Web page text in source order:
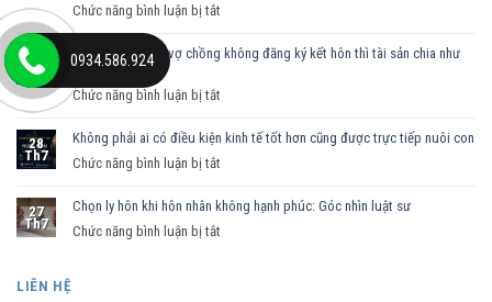
Chức năng bình luận bị tắt
nữ
vợ
trường
29
Th7
Sống chung như vợ chồng không đăng ký kết hôn thì tài sản chia như
thế nào?
Chức năng bình luận bị tắt
chung
chồng
28
Th7
Không phải ai có điều kiện kinh tế tốt hơn cũng được trực tiếp nuôi con
Chức năng bình luận bị tắt
phải
27
Th7
Chọn ly hôn khi hôn nhân không hạnh phúc: Góc nhìn luật sư
Chức năng bình luận bị tắt
LIÊN HỆ
0934.586.924